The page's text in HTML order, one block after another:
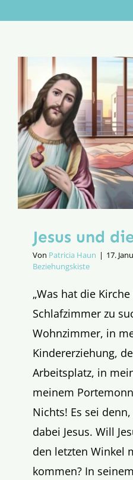
Aktion
Jesus und
Von Patricia Haun | 17.
Beziehungskiste
„Was hat die
Schlafzimmer zu
Wohnzimmer, in
Kindererziehung,
Arbeitsplatz, in
meinem
Nichts! Es sei
dabei Jesus. Will
den letzten Winkel
kommen? In